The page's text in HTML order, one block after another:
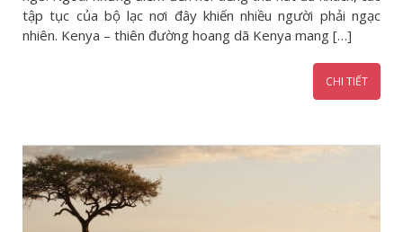
tập tục của bộ lạc nơi đây khiến nhiều người phải ngạc
nhiên. Kenya – thiên đường hoang dã Kenya mang […]
CHI TIẾT